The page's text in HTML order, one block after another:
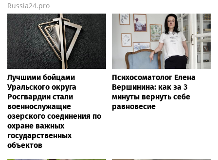
Russia24.pro
Лучшими бойцами
Уральского округа
Росгвардии стали
военнослужащие
озерского соединения по
охране важных
государственных
объектов
Психосоматолог Елена
Вершинина: как за 3
минуты вернуть себе
равновесие